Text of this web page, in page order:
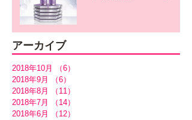
アーカイブ
2018年10月 （6）
2018年9月
（6）
2018年8月
（11）
2018年7月
（14）
2018年6月
（12）